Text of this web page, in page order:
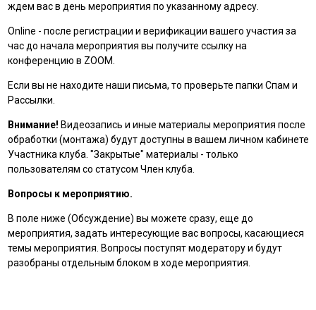
ждем вас в день мероприятия по указанному адресу.
Online - после регистрации и верификации вашего участия за
час до начала мероприятия вы получите ссылку на
конференцию в ZOOM.
Если вы не находите наши письма, то проверьте папки Спам и
Рассылки.
Внимание! Видеозапись и иные материалы мероприятия после
обработки (монтажа) будут доступны в вашем личном кабинете
Участника клуба. "Закрытые" материалы - только
пользователям со статусом Член клуба.
Вопросы к мероприятию.
В поле ниже (Обсуждение) вы можете сразу, еще до
мероприятия, задать интересующие вас вопросы, касающиеся
темы мероприятия. Вопросы поступят модератору и будут
разобраны отдельным блоком в ходе мероприятия.